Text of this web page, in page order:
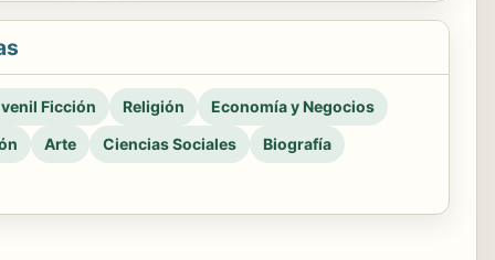
Ficción Religión
Economía y Negocios
Arte Ciencias Sociales Biografía